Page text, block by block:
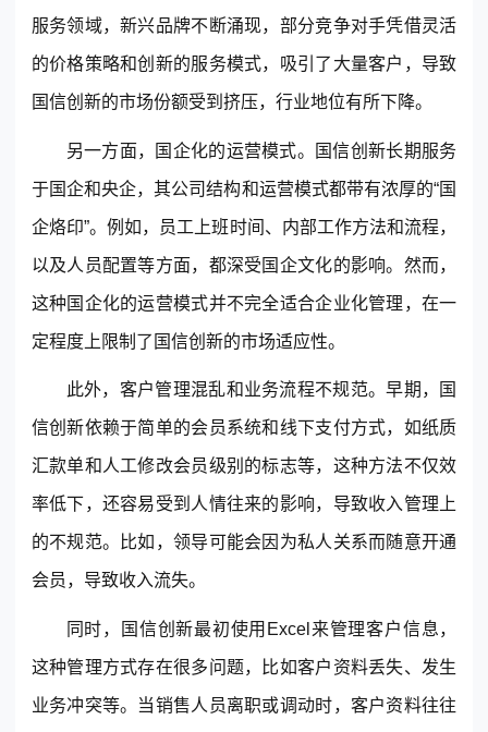
服务领域，新兴品牌不断涌现，部分竞争对手凭借灵活
的价格策略和创新的服务模式，吸引了大量客户，导致
国信创新的市场份额受到挤压，行业地位有所下降。
另一方面，国企化的运营模式。国信创新长期服务
于国企和央企，其公司结构和运营模式都带有浓厚的“国
企烙印”。例如，员工上班时间、内部工作方法和流程，
以及人员配置等方面，都深受国企文化的影响。然而，
这种国企化的运营模式并不完全适合企业化管理，在一
定程度上限制了国信创新的市场适应性。
此外， 客户管理混乱和业务流程不规范。早期，国
信创新依赖于简单的会员系统和线下支付方式，如纸质
汇款单和人工修改会员级别的标志等，这种方法不仅效
率低下，还容易受到人情往来的影响，导致收入管理上
的不规范。比如，领导可能会因为私人关系而随意开通
会员，导致收入流失。
同时，国信创新最初使用Excel来管理客户信息，
这种管理方式存在很多问题，比如客户资料丢失、发生
业务冲突等。当销售人员离职或调动时，客户资料往往